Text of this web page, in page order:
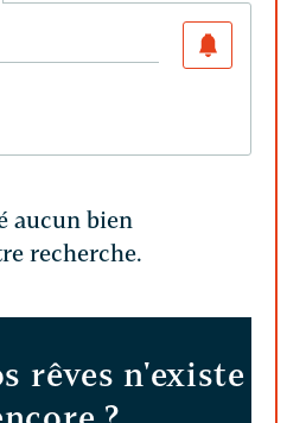
aucun bien
recherche.
rêves n'existe